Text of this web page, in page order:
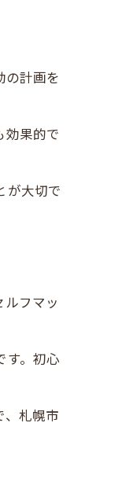
の計画を
果的で
が大切で
フマッ
す。初心
札幌市